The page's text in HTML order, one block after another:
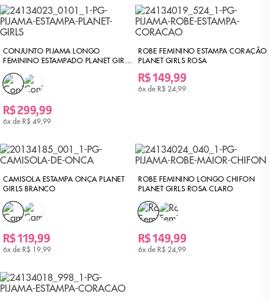
CONJUNTO PIJAMA LONGO
FEMININO ESTAMPADO PLANET GIRLS
R$ 299,99
6x de R$ 49,99
ROBE FEMININO ESTAMPA CORAÇÃO
PLANET GIRLS ROSA
R$ 149,99
6x de R$ 24,99
CAMISOLA ESTAMPA ONÇA PLANET
GIRLS BRANCO
R$ 119,99
6x de R$ 19,99
ROBE FEMININO LONGO CHIFON
PLANET GIRLS ROSA CLARO
R$ 149,99
6x de R$ 24,99